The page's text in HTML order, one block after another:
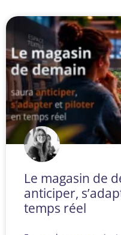
Le magasin de
anticiper,
temps réel